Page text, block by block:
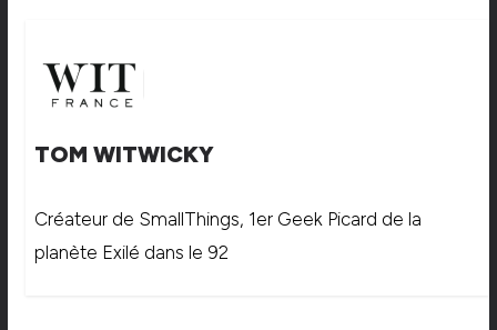
TOM WITWICKY
Créateur de SmallThings, 1er Geek Picard de la
planète Exilé dans le 92